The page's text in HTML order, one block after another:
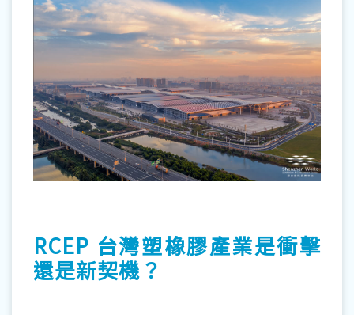
RCEP 台灣塑橡膠產業是衝擊
還是新契機？